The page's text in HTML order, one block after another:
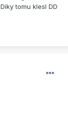
tomu klesl DD